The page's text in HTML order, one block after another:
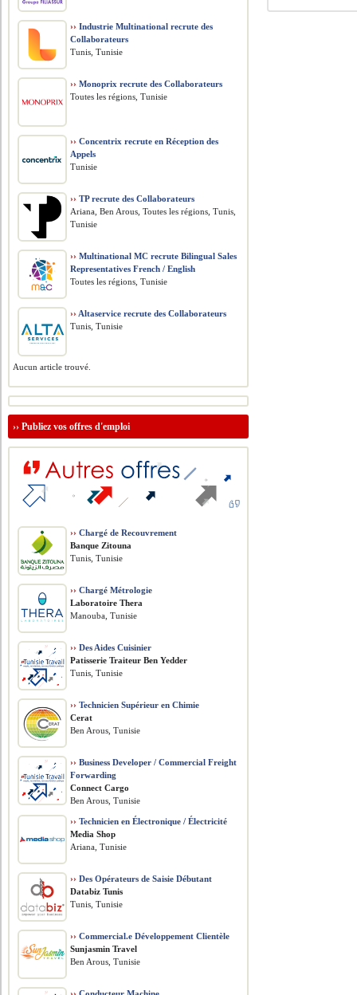
›› Industrie Multinational recrute des
Collaborateurs
Tunis, Tunisie
›› Monoprix recrute des Collaborateurs
Toutes les régions, Tunisie
›› Concentrix recrute en Réception des
Appels
Tunisie
›› TP recrute des Collaborateurs
Ariana, Ben Arous, Toutes les régions, Tunis,
Tunisie
›› Multinational MC recrute Bilingual Sales
Representatives French / English
Toutes les régions, Tunisie
›› Altaservice recrute des Collaborateurs
Tunis, Tunisie
Aucun article trouvé.
››Publiez vos offres d'emploi
›› Chargé de Recouvrement
Banque Zitouna
Tunis, Tunisie
›› Chargé Métrologie
Laboratoire Thera
Manouba, Tunisie
›› Des Aides Cuisinier
Patisserie Traiteur Ben Yedder
Tunis, Tunisie
›› Technicien Supérieur en Chimie
Cerat
Ben Arous, Tunisie
›› Business Developer / Commercial Freight
Forwarding
Connect Cargo
Ben Arous, Tunisie
›› Technicien en Électronique / Électricité
Media Shop
Ariana, Tunisie
›› Des Opérateurs de Saisie Débutant
Databiz Tunis
Tunis, Tunisie
›› Commercial.e Développement Clientèle
Sunjasmin Travel
Ben Arous, Tunisie